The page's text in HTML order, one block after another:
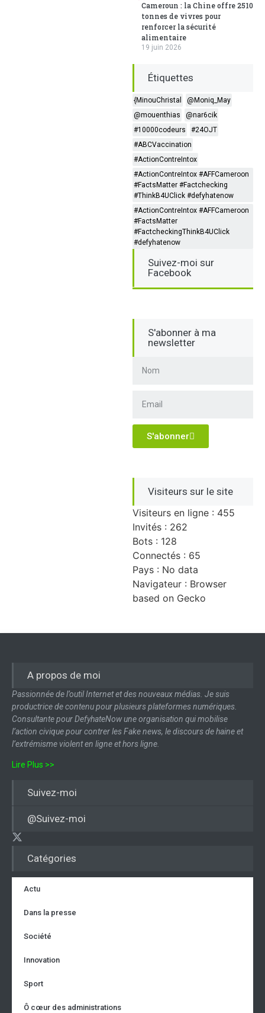
Cameroun : la Chine offre 2510
tonnes de vivres pour
renforcer la sécurité
alimentaire
19 juin 2026
Étiquettes
{MinouChristal
@Moniq_May
@mouenthias
@nar6cik
#10000codeurs
#24OJT
#ABCVaccination
#ActionContreIntox
#ActionContreIntox #AFFCameroon
#FactsMatter #Factchecking
#ThinkB4UClick #defyhatenow
#ActionContreIntox #AFFCameroon
#FactsMatter
#FactcheckingThinkB4UClick
#defyhatenow
Suivez-moi sur
Facebook
S'abonner à ma
newsletter
S'abonner
Visiteurs sur le site
Visiteurs en ligne : 455
Invités : 262
Bots : 128
Connectés : 65
Pays : No data
Navigateur : Browser
based on Gecko
Catégories
Actu
Dans la presse
Société
Innovation
Sport
Ô cœur des administrations
A propos de moi
Passionnée de l’outil Internet et des nouveaux médias. Je suis
productrice de contenu pour plusieurs plateformes numériques.
Consultante pour DefyhateNow une organisation qui mobilise
l’action civique pour contrer les Fake news, le discours de haine et
l’extrémisme violent en ligne et hors ligne.
Lire Plus >>
Suivez-moi
@Suivez-moi